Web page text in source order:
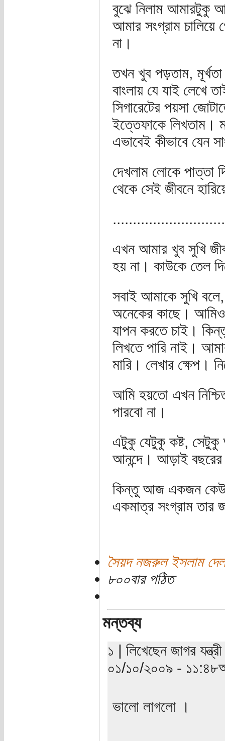
বুঝে নিলাম আমারটুকু
আমার সংগ্রাম
না।
তখন খুব পড়তাম,
বাংলায় যে যাই লেখে
সিগারেটের পয়সা
ইত্তেফাকে লিখতাম।
এভাবেই কীভাবে যেন
দেখলাম লোকে পাত্তা
থেকে সেই জীবনে
এখন আমার খুব সুখি
হয় না। কাউকে তেল
সবাই আমাকে সুখি বলে,
অনেকের কাছে। আমিও
যাপন করতে চাই।
লিখতে পারি নাই।
মারি। লেখার ক্ষেপ।
আমি হয়তো এখন
পারবো না।
এটুকু যেটুকু কষ্ট, সেটুকু
আনন্দে। আড়াই বছরের
কিন্তু আজ একজন কেউ
একমাত্র সংগ্রাম তার
সৈয়দ নজরুল ইসলাম
৮০০বার পঠিত
মন্তব্য
১ | লিখেছেন জাগর
০১/১০/২০০৯ -
ভালো লাগলো ।